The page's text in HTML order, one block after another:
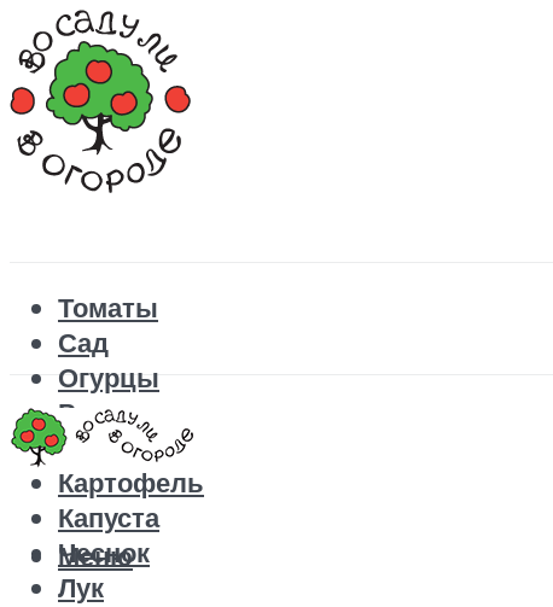
Томаты
Сад
Огурцы
Рецепты
Перец
Картофель
Капуста
Чеснок
Лук
Меню